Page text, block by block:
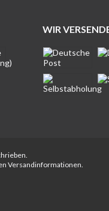
WIR
Versandinformationen.